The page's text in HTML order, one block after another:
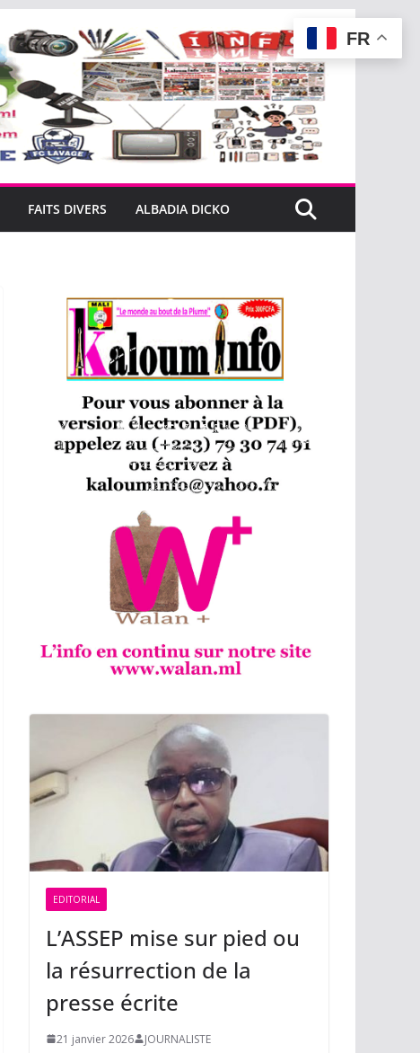
FAITS DIVERS ALBADIA DICKO
EDITORIAL
L’ASSEP mise sur pied ou
la résurrection de la
presse écrite
21 janvier 2026 JOURNALISTE
FR